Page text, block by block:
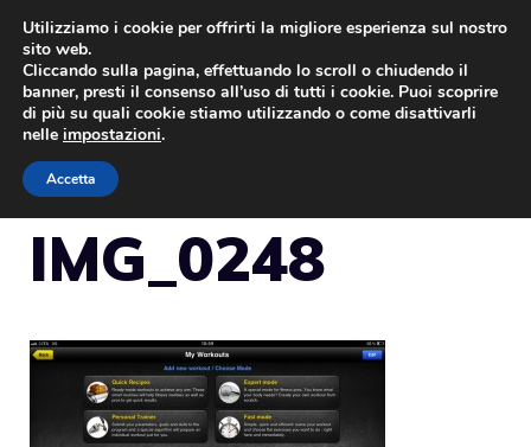
Vai
contenuto
IMG_0248
Utilizziamo i cookie per offrirti la migliore esperienza sul nostro
sito web.
Cliccando sulla pagina, effettuando lo scroll o chiudendo il
banner, presti il consenso all’uso di tutti i cookie. Puoi scoprire
di più su quali cookie stiamo utilizzando o come disattivarli
nelle impostazioni.
Accetta